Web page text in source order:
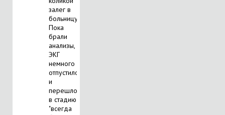
залег в
больницу.
Пока
брали
анализы,
ЭКГ
немного
отпустило
и
перешло
в стадию
"всегда